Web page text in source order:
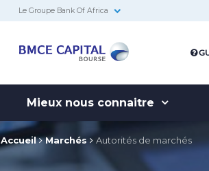
Le Groupe Bank Of Africa
Bourse
Mieux nous connaitre
Accueil Marchés Autorités de marchés